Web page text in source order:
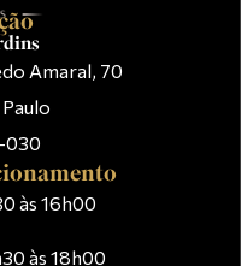
Amaral, 70
030
às 16h00
às 18h00